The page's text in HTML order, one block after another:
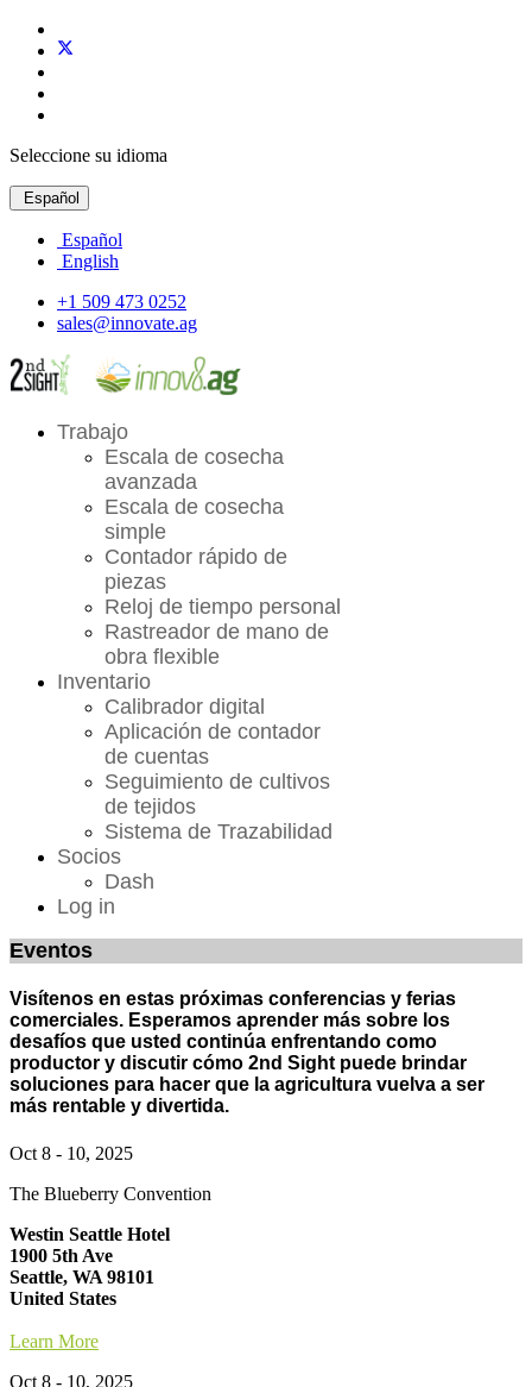
Seleccione su idioma
Español
Español
English
+1 509 473 0252
sales@innovate.ag
Trabajo
Escala de cosecha
avanzada
Escala de cosecha
simple
Contador rápido de
piezas
Reloj de tiempo personal
Rastreador de mano de
obra flexible
Inventario
Calibrador digital
Aplicación de contador
de cuentas
Seguimiento de cultivos
de tejidos
Sistema de Trazabilidad
Socios
Dash
Log in
Eventos
Visítenos en estas próximas conferencias y ferias
comerciales. Esperamos aprender más sobre los
desafíos que usted continúa enfrentando como
productor y discutir cómo 2nd Sight puede brindar
soluciones para hacer que la agricultura vuelva a ser
más rentable y divertida.
Oct 8 - 10, 2025
The Blueberry Convention
Westin Seattle Hotel
1900 5th Ave
Seattle, WA 98101
United States
Learn More
Oct 8 - 10, 2025